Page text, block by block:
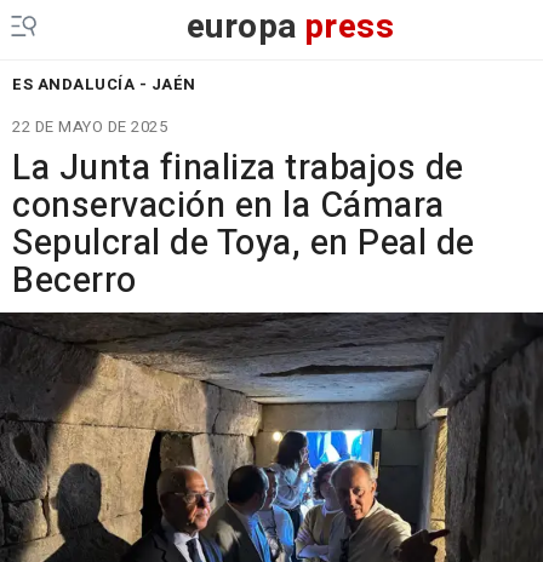
europa press
ES ANDALUCÍA - JAÉN
22 DE MAYO DE 2025
La Junta finaliza trabajos de
conservación en la Cámara
Sepulcral de Toya, en Peal de
Becerro